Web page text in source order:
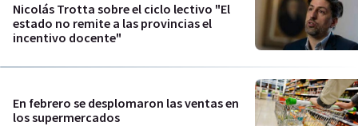
Nicolás Trotta sobre el ciclo lectivo "El
estado no remite a las provincias el
incentivo docente"
En febrero se desplomaron las ventas en
los supermercados